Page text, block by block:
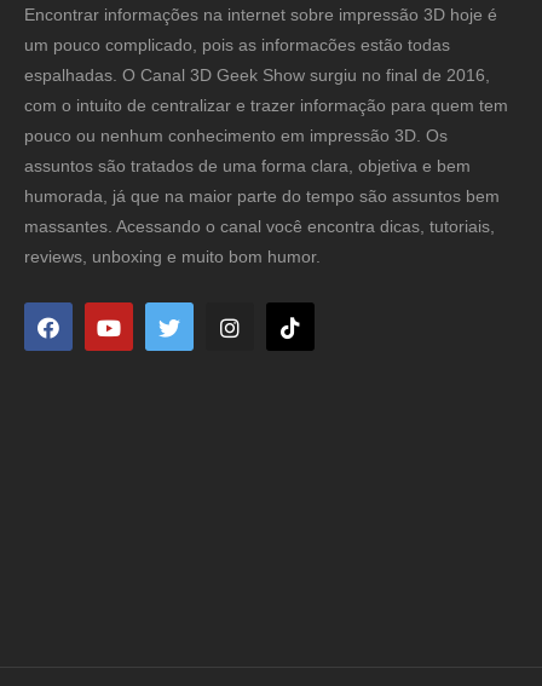
Encontrar informações na internet sobre impressão 3D hoje é
um pouco complicado, pois as informacões estão todas
espalhadas. O Canal 3D Geek Show surgiu no final de 2016,
com o intuito de centralizar e trazer informação para quem tem
pouco ou nenhum conhecimento em impressão 3D. Os
assuntos são tratados de uma forma clara, objetiva e bem
humorada, já que na maior parte do tempo são assuntos bem
massantes. Acessando o canal você encontra dicas, tutoriais,
reviews, unboxing e muito bom humor.